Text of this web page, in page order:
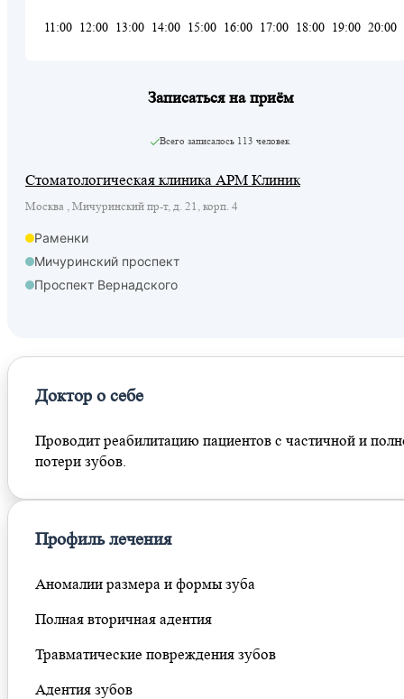
11:00 12:00 13:00 14:00 15:00 16:00 17:00 18:00 19:00 20:00
Записаться на приём
Всего записалось 113 человек
Стоматологическая клиника АРМ Клиник
Москва , Мичуринский пр-т, д. 21, корп. 4
Раменки
Мичуринский проспект
Проспект Вернадского
Доктор о себе
Проводит реабилитацию пациентов с частичной и
потери зубов.
Профиль лечения
Аномалии размера и формы зуба
Полная вторичная адентия
Травматические повреждения зубов
Адентия зубов